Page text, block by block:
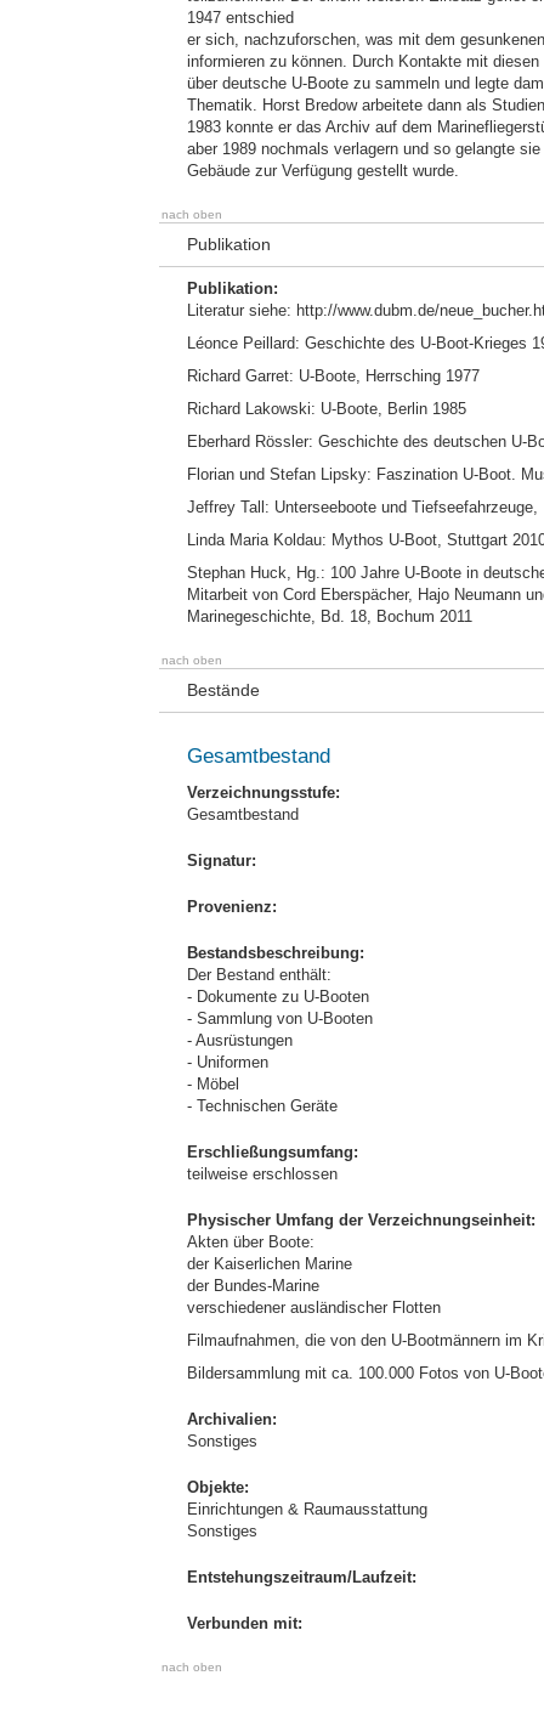
1947 entschied
er sich, nachzuforschen, was mit dem
informieren zu können. Durch Kontakte mit
über deutsche U-Boote zu sammeln und legte
Thematik. Horst Bredow arbeitete dann als
1983 konnte er das Archiv auf dem
aber 1989 nochmals verlagern und so gelangte
Gebäude zur Verfügung gestellt wurde.
nach oben
Publikation
Publikation:
Literatur siehe: http://www.dubm.de/
Léonce Peillard: Geschichte des U-Boot-Krieges
Richard Garret: U-Boote, Herrsching 1977
Richard Lakowski: U-Boote, Berlin 1985
Eberhard Rössler: Geschichte des deutschen U-
Florian und Stefan Lipsky: Faszination U-Boot.
Jeffrey Tall: Unterseeboote und Tiefseefahrzeuge,
Linda Maria Koldau: Mythos U-Boot, Stuttgart
Stephan Huck, Hg.: 100 Jahre U-Boote in
Mitarbeit von Cord Eberspächer, Hajo Neumann
Marinegeschichte, Bd. 18, Bochum 2011
nach oben
Bestände
Gesamtbestand
Verzeichnungsstufe:
Gesamtbestand
Signatur:
Provenienz:
Bestandsbeschreibung:
Der Bestand enthält:
- Dokumente zu U-Booten
- Sammlung von U-Booten
- Ausrüstungen
- Uniformen
- Möbel
- Technischen Geräte
Erschließungsumfang:
teilweise erschlossen
Physischer Umfang der Verzeichnungseinheit:
Akten über Boote:
der Kaiserlichen Marine
der Bundes-Marine
verschiedener ausländischer Flotten
Filmaufnahmen, die von den U-Bootmännern im
Bildersammlung mit ca. 100.000 Fotos von U-
Archivalien:
Sonstiges
Objekte:
Einrichtungen & Raumausstattung
Sonstiges
Entstehungszeitraum/Laufzeit:
Verbunden mit:
nach oben